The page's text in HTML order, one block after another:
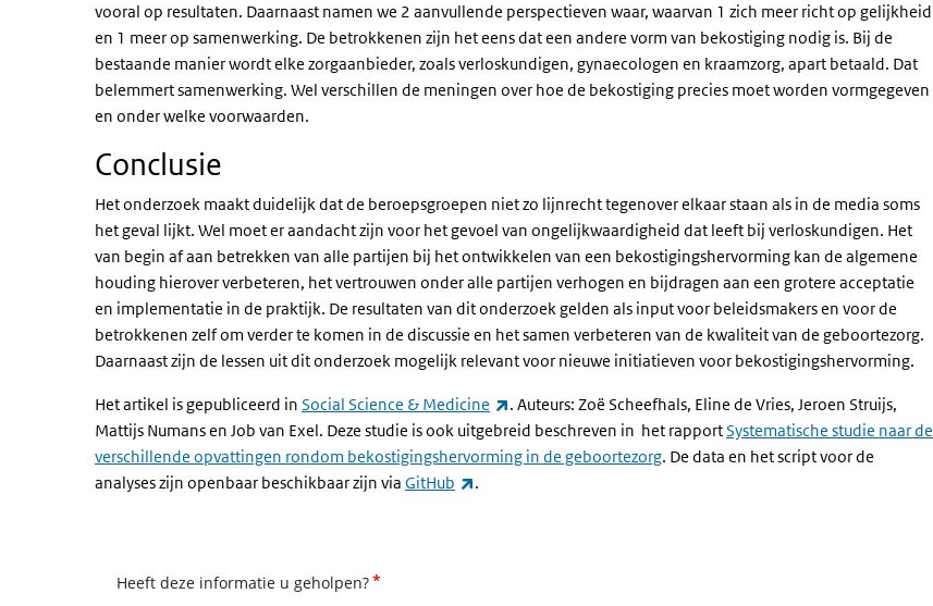
vooral op resultaten. Daarnaast namen we 2 aanvullende perspectieven waar, waarvan 1 zich meer richt op gelijkheid
en 1 meer op samenwerking. De betrokkenen zijn het eens dat een andere vorm van bekostiging nodig is. Bij de
bestaande manier wordt elke zorgaanbieder, zoals verloskundigen, gynaecologen en kraamzorg, apart betaald. Dat
belemmert samenwerking. Wel verschillen de meningen over hoe de bekostiging precies moet worden vormgegeven
en onder welke voorwaarden.
Conclusie
Het onderzoek maakt duidelijk dat de beroepsgroepen niet zo lijnrecht tegenover elkaar staan als in de media soms
het geval lijkt. Wel moet er aandacht zijn voor het gevoel van ongelijkwaardigheid dat leeft bij verloskundigen. Het
van begin af aan betrekken van alle partijen bij het ontwikkelen van een bekostigingshervorming kan de algemene
houding hierover verbeteren, het vertrouwen onder alle partijen verhogen en bijdragen aan een grotere acceptatie
en implementatie in de praktijk. De resultaten van dit onderzoek gelden als input voor beleidsmakers en voor de
betrokkenen zelf om verder te komen in de discussie en het samen verbeteren van de kwaliteit van de geboortezorg.
Daarnaast zijn de lessen uit dit onderzoek mogelijk relevant voor nieuwe initiatieven voor bekostigingshervorming.
Het artikel is gepubliceerd in Social Science & Medicine (externe link)
. Auteurs: Zoë Scheefhals, Eline de Vries, Jeroen Struijs,
Mattijs Numans en Job van Exel. Deze studie is ook uitgebreid beschreven in het rapportSystematische studie naar de
verschillende opvattingen rondom bekostigingshervorming in de geboortezorg. De data en het script voor de
analyses zijn openbaar beschikbaar zijn via GitHub (externe link)
.
Heeft deze informatie u geholpen?*